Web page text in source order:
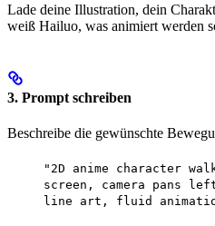
Lade deine Illustration, dein
weiß Hailuo, was animiert werden
3. Prompt schreiben
Beschreibe die gewünschte
"2D anime character
screen, camera pans
line art, fluid